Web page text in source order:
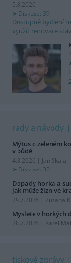
5.8.2026
Diskuse: 39
Dostupné bydlení
využít renovace
rady a návody
Mýtus o zeleném
v půdě
4.8.2026 | Jan Skala
Diskuse: 32
Dopady horka a
jak může žíznivé
29.7.2026 | Zuzana
Myslete v horkých
28.7.2026 | Karel
tiskové zprávy